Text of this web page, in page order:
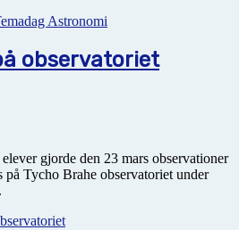
Astronomi
observatoriet
gjorde den 23 mars observationer
på Tycho Brahe observatoriet under